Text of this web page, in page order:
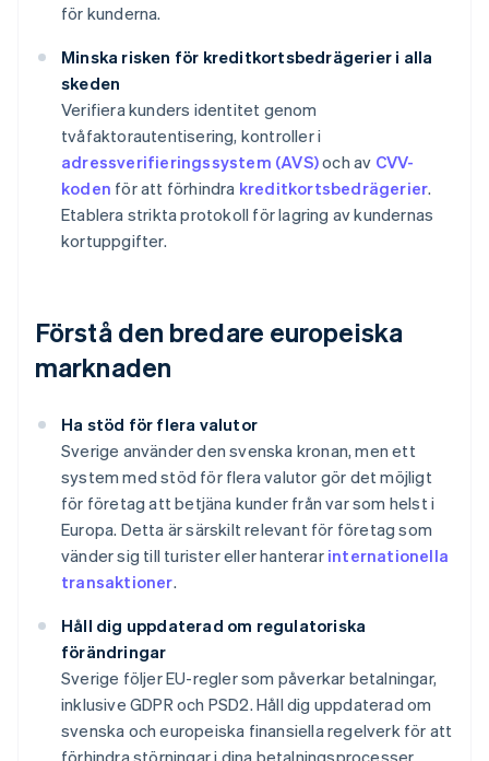
för kunderna.
Minska risken för kreditkortsbedrägerier i alla
skeden
Verifiera kunders identitet genom
tvåfaktorautentisering, kontroller i
adressverifieringssystem (AVS)och av CVV-
koden för att förhindra kreditkortsbedrägerier.
Etablera strikta protokoll för lagring av kundernas
kortuppgifter.
Förstå den bredare europeiska
marknaden
Ha stöd för flera valutor
Sverige använder den svenska kronan, men ett
system med stöd för flera valutor gör det möjligt
för företag att betjäna kunder från var som helst i
Europa. Detta är särskilt relevant för företag som
vänder sig till turister eller hanterar internationella
transaktioner.
Håll dig uppdaterad om regulatoriska
förändringar
Sverige följer EU-regler som påverkar betalningar,
inklusive GDPR och PSD2. Håll dig uppdaterad om
svenska och europeiska finansiella regelverk för att
Australien
English
Belgien
NederlandsFrançaisDeutsch English